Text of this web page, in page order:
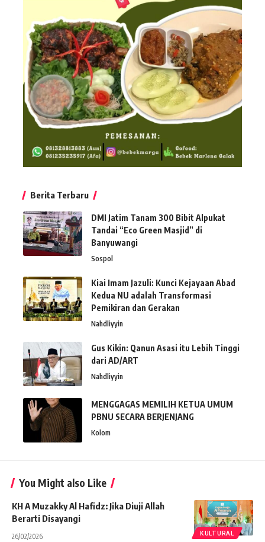
Berita Terbaru
DMI Jatim Tanam 300 Bibit Alpukat
Tandai “Eco Green Masjid” di
Banyuwangi
Sospol
Kiai Imam Jazuli: Kunci Kejayaan Abad
Kedua NU adalah Transformasi
Pemikiran dan Gerakan
Nahdliyyin
Gus Kikin: Qanun Asasi itu Lebih Tinggi
dari AD/ART
Nahdliyyin
MENGGAGAS MEMILIH KETUA UMUM
PBNU SECARA BERJENJANG
Kolom
You Might also Like
KULTURAL
KH A Muzakky Al Hafidz: Jika Diuji Allah
Berarti Disayangi
26/02/2026